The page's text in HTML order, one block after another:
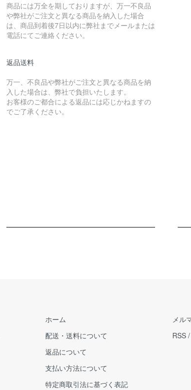
商品には万全を期しておりますが、万一不良品
や弊社がご注文と異なる商品を納入した場合
は、商品到着後7日以内に弊社までメールまたは
電話にてご連絡ください。
返品送料
万一、不良品や弊社がご注文と異なる商品を納
入した場合は、弊社で負担いたします。
お客様のご都合による返品には応じかねますの
でご了承ください。
ホーム
配送・送料について
返品について
支払い方法について
特定商取引法に基づく表記
メル
RSS /